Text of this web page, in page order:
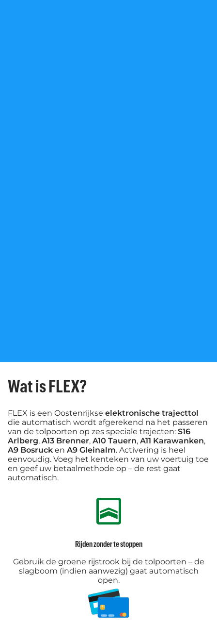
Wat is FLEX?
FLEX is een Oostenrijkse elektronische trajecttol
die automatisch wordt afgerekend na het passeren
van de tolpoorten op zes speciale trajecten: S16
Arlberg, A13 Brenner, A10 Tauern, A11 Karawanken,
A9 Bosruck en A9 Gleinalm. Activering is heel
eenvoudig. Voeg het kenteken van uw voertuig toe
en geef uw betaalmethode op – de rest gaat
automatisch.
Rijden zonder te stoppen
Gebruik de groene rijstrook bij de tolpoorten – de
slagboom (indien aanwezig) gaat automatisch
open.